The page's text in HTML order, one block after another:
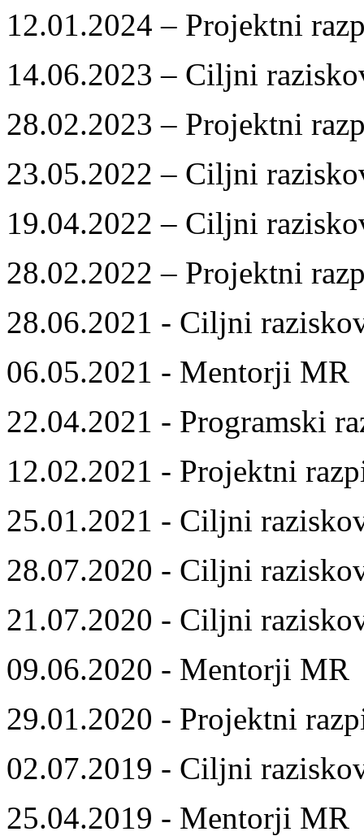
12.01.2024 – Projektni
14.06.2023 – Ciljni
28.02.2023 – Projektni
23.05.2022 – Ciljni
19.04.2022 – Ciljni
28.02.2022 – Projektni
28.06.2021 - Ciljni
06.05.2021 - Mentorji MR
22.04.2021 - Programski
12.02.2021 - Projektni
25.01.2021 - Ciljni
28.07.2020 - Ciljni
21.07.2020 - Ciljni
09.06.2020 - Mentorji MR
29.01.2020 - Projektni
02.07.2019 - Ciljni
25.04.2019 - Mentorji MR